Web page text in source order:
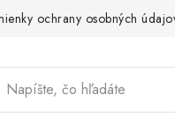
ochrany osobných